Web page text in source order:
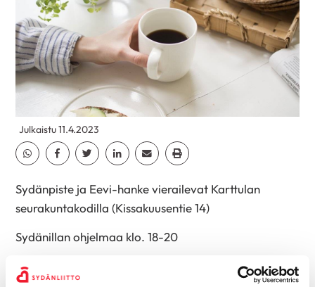
Julkaistu 11.4.2023
Jaa Whatsapp
Jaa Facebook
Jaa TwitterJaa Linkedin
Jaa EmailJaa Print
Sydänpiste ja Eevi-hanke vierailevat Karttulan
seurakuntakodilla (Kissakuusentie 14)
Sydänillan ohjelmaa klo. 18-20
– Ajankohtaista asiaa sydänterveellisestä ravinnosta
ja Sydänmerkistä